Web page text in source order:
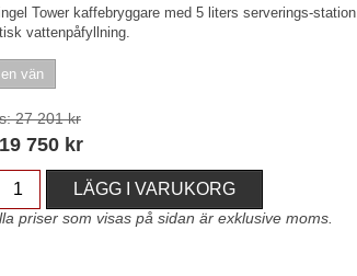
Tower kaffebryggare med 5 liters serverings-
vattenpåfyllning.
27 201 kr
19 750 kr
priser som visas på sidan är exklusive moms.